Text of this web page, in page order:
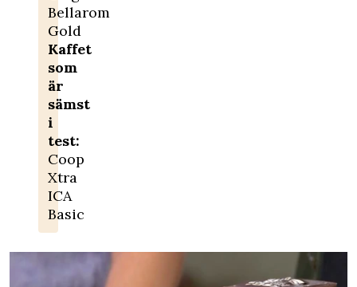
Bellarom
Gold
Kaffet
som
är
sämst
i
test:
Coop
Xtra
ICA
Basic